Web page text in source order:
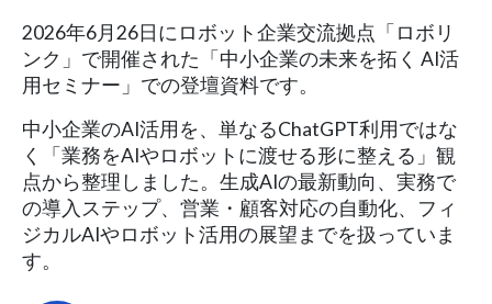
2026年6月26日にロボット企業交流拠点「ロボリ
ンク」で開催された「中小企業の未来を拓く AI活
用セミナー」での登壇資料です。
中小企業のAI活用を、単なるChatGPT利用ではな
く「業務をAIやロボットに渡せる形に整える」観
点から整理しました。生成AIの最新動向、実務で
の導入ステップ、営業・顧客対応の自動化、フィ
ジカルAIやロボット活用の展望までを扱っていま
す。